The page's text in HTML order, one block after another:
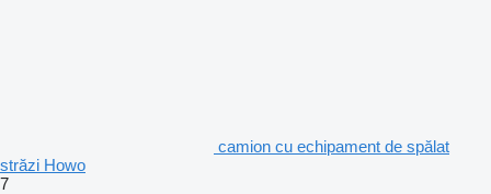
camion cu echipament de spălat
străzi Howo
7